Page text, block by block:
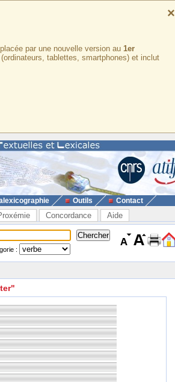
×
par une nouvelle version au 1er
tablettes, smartphones) et inclut
Outils Contact
Concordance Aide
: